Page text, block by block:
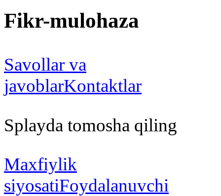
Fikr-mulohaza
Savollar va
javoblarKontaktlar
Splayda tomosha qiling
Maxfiylik
siyosatiFoydalanuvchi